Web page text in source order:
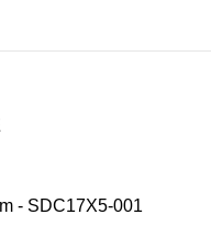
- SDC17X5-001